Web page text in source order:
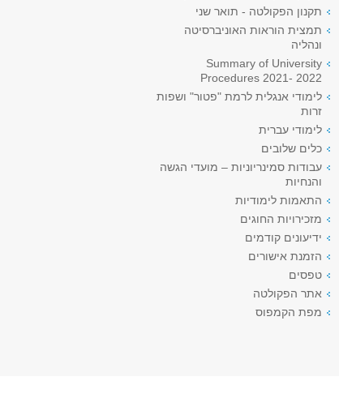
תקנון הפקולטה - תואר שני
תמצית הוראות האוניברסיטה
ונהליה
Summary of University
Procedures 2021- 2022
לימודי אנגלית לרמת "פטור" ושפות
זרות
לימודי עברית
כלים שלובים
עבודות סמינריוניות – מועדי הגשה
והנחיות
התאמות לימודיות
מזכירויות החוגים
ידיעונים קודמים
הזמנת אישורים
טפסים
אתר הפקולטה
מפת הקמפוס